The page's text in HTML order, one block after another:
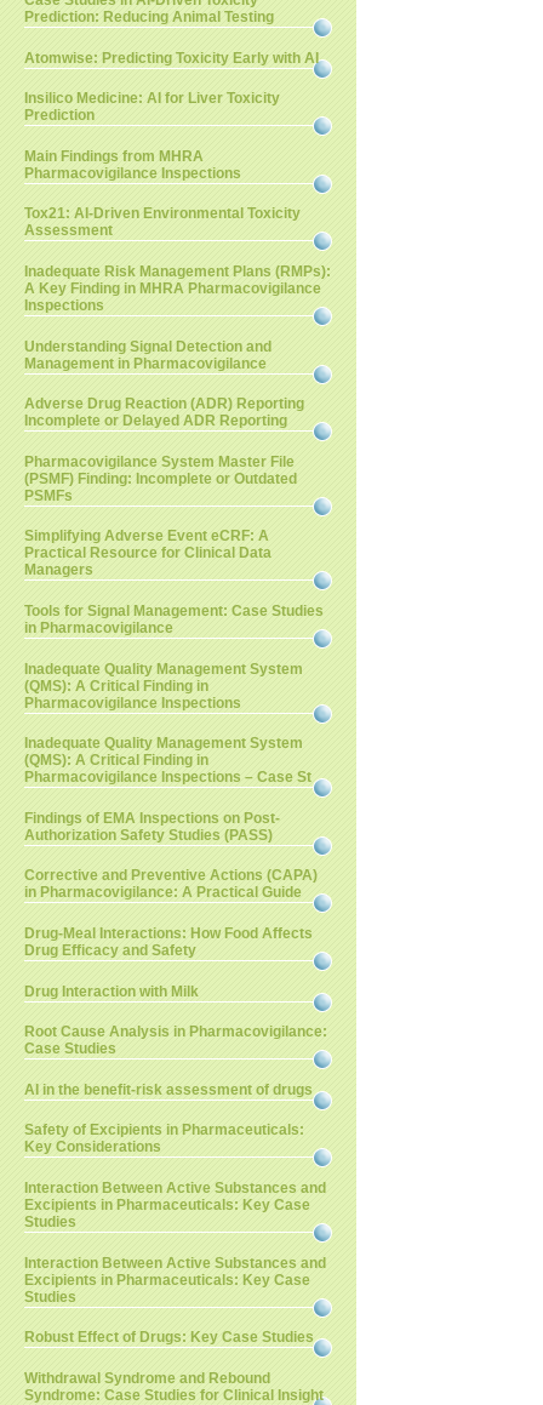
Prediction: Reducing Animal Testing
Atomwise: Predicting Toxicity Early with AI
Insilico Medicine: AI for Liver Toxicity
Prediction
Main Findings from MHRA
Pharmacovigilance Inspections
Tox21: AI-Driven Environmental Toxicity
Assessment
Inadequate Risk Management Plans (RMPs):
A Key Finding in MHRA Pharmacovigilance
Inspections
Understanding Signal Detection and
Management in Pharmacovigilance
Adverse Drug Reaction (ADR) Reporting
Incomplete or Delayed ADR Reporting
Pharmacovigilance System Master File
(PSMF) Finding: Incomplete or Outdated
PSMFs
Simplifying Adverse Event eCRF: A
Practical Resource for Clinical Data
Managers
Tools for Signal Management: Case Studies
in Pharmacovigilance
Inadequate Quality Management System
(QMS): A Critical Finding in
Pharmacovigilance Inspections
Inadequate Quality Management System
(QMS): A Critical Finding in
Pharmacovigilance Inspections – Case St
Findings of EMA Inspections on Post-
Authorization Safety Studies (PASS)
Corrective and Preventive Actions (CAPA)
in Pharmacovigilance: A Practical Guide
Drug-Meal Interactions: How Food Affects
Drug Efficacy and Safety
Drug Interaction with Milk
Root Cause Analysis in Pharmacovigilance:
Case Studies
AI in the benefit-risk assessment of drugs
Safety of Excipients in Pharmaceuticals:
Key Considerations
Interaction Between Active Substances and
Excipients in Pharmaceuticals: Key Case
Studies
Interaction Between Active Substances and
Excipients in Pharmaceuticals: Key Case
Studies
Robust Effect of Drugs: Key Case Studies
Withdrawal Syndrome and Rebound
Syndrome: Case Studies for Clinical Insight